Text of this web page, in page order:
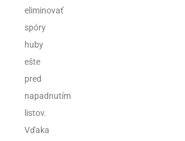
eliminovať
spóry
huby
ešte
pred
napadnutím
listov.
Vďaka